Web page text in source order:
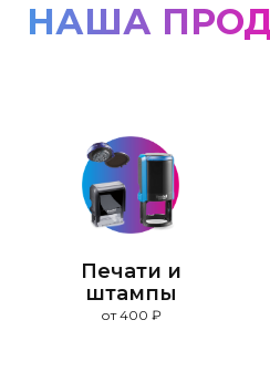
НАША
Печати и
штампы
от 400 ₽